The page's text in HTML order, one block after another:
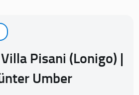
Pisani (Lonigo) |
Umber